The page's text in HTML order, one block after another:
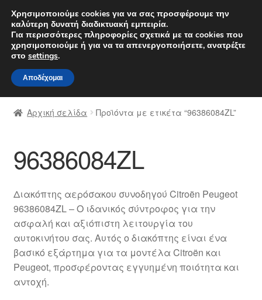
ΑΠΟΣΤΟΛΗ από 7 EUR
Δευτέρα-Παρ. 9 π.μ. - 4 μ.μ.
Απευθείας
μετάβαση
στην
πλοήγηση
Μετάβαση
σε
περιεχόμενο
Αρχική
Διαδικασία Παραπόνων
Επικοινωνία
Μεταφορά
Ο λογαριασμός μου
Ολοκλήρωση αγοράς
Αρχική σελίδα Προϊόντα με ετικέτα “96386084ZL”
96386084ZL
Διακόπτης αερόσακου συνοδηγού Citroën Peugeot
96386084ZL – Ο ιδανικός σύντροφος για την
ασφαλή και αξιόπιστη λειτουργία του
αυτοκινήτου σας. Αυτός ο διακόπτης είναι ένα
βασικό εξάρτημα για τα μοντέλα Citroën και
Peugeot, προσφέροντας εγγυημένη ποιότητα και
αντοχή.
Χρησιμοποιούμε cookies για να σας προσφέρουμε την
καλύτερη δυνατή διαδικτυακή εμπειρία.
Για περισσότερες πληροφορίες σχετικά με τα cookies που
χρησιμοποιούμε ή για να τα απενεργοποιήσετε, ανατρέξτε
στο settings.
Αποδέχομαι